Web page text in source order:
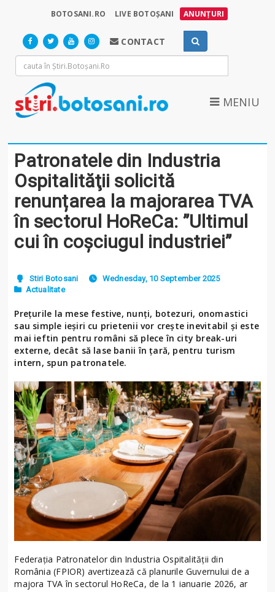
BOTOSANI.RO LIVE BOTOȘANI ANUNȚURI
CONTACT
MENIU
Patronatele din Industria
Ospitalităţii solicită
renunțarea la majorarea TVA
în sectorul HoReCa: ”Ultimul
cui în coşciugul industriei”
Stiri Botosani
Wednesday, 10 September 2025
Actualitate
Preţurile la mese festive, nunţi, botezuri, onomastici
sau simple ieşiri cu prietenii vor creşte inevitabil şi este
mai ieftin pentru români să plece în city break-uri
externe, decât să lase banii în ţară, pentru turism
intern, spun patronatele.
Federaţia Patronatelor din Industria Ospitalităţii din
România (FPIOR) avertizează că planurile Guvernului de a
majora TVA în sectorul HoReCa, de la 1 ianuarie 2026, ar